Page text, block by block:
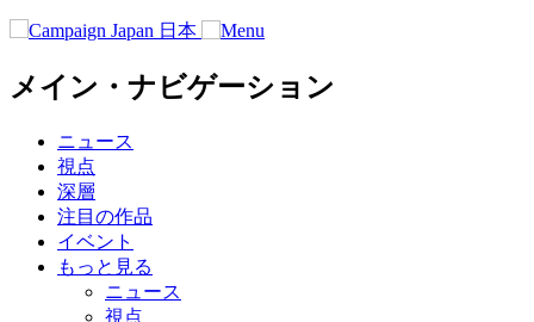
メイン・ナビゲーション
ニュース
視点
深層
注目の作品
イベント
もっと見る
ニュース
視点